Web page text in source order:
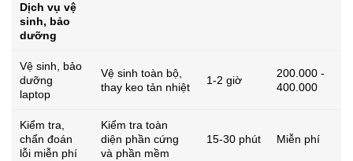
Dịch vụ vệ
sinh, bảo
dưỡng
Vệ sinh, bảo
dưỡng
laptop
Vệ sinh toàn bộ,
thay keo tản nhiệt
1-2 giờ
200.000 -
400.000
Kiểm tra,
chẩn đoán
lỗi miễn phí
Kiểm tra toàn
diện phần cứng
và phần mềm
15-30 phút Miễn phí